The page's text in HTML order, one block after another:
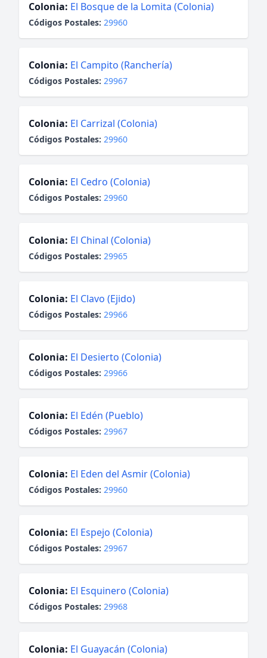
Colonia: El Bosque de la Lomita (Colonia)
Códigos Postales: 29960
Colonia: El Campito (Ranchería)
Códigos Postales: 29967
Colonia: El Carrizal (Colonia)
Códigos Postales: 29960
Colonia: El Cedro (Colonia)
Códigos Postales: 29960
Colonia: El Chinal (Colonia)
Códigos Postales: 29965
Colonia: El Clavo (Ejido)
Códigos Postales: 29966
Colonia: El Desierto (Colonia)
Códigos Postales: 29966
Colonia: El Edén (Pueblo)
Códigos Postales: 29967
Colonia: El Eden del Asmir (Colonia)
Códigos Postales: 29960
Colonia: El Espejo (Colonia)
Códigos Postales: 29967
Colonia: El Esquinero (Colonia)
Códigos Postales: 29968
Colonia: El Guayacán (Colonia)